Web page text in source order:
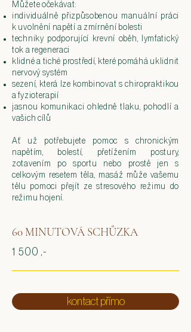
Můžete očekávat:
individuálně přizpůsobenou manuální práci
k uvolnění napětí a zmírnění bolesti​
techniky podporující krevní oběh, lymfatický
tok a regeneraci
klidné a tiché prostředí, které pomáhá uklidnit
nervový systém
sezení, která lze kombinovat s chiropraktikou
a fyzioterapií
jasnou komunikaci ohledně tlaku, pohodlí a
vašich cílů
Ať už potřebujete pomoc s chronickým
napětím, bolestí, přetížením postury,
zotavením po sportu nebo prostě jen s
celkovým resetem těla, masáž může vašemu
tělu pomoci přejít ze stresového režimu do
režimu hojení.
60 MINUTOVÁ SCHŮZKA
1 500 ,-
kontact přímo